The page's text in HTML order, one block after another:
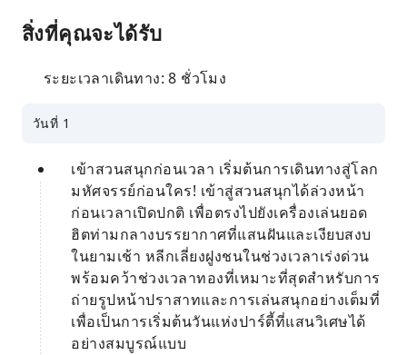
สิ่งที่คุณจะได้รับ
ระยะเวลาเดินทาง: 8 ชั่วโมง
วันที่ 1
เข้าสวนสนุกก่อนเวลา เริ่มต้นการเดินทางสู่โลก
มหัศจรรย์ก่อนใคร! เข้าสู่สวนสนุกได้ล่วงหน้า
ก่อนเวลาเปิดปกติ เพื่อตรงไปยังเครื่องเล่นยอด
ฮิตท่ามกลางบรรยากาศที่แสนฝันและเงียบสงบ
ในยามเช้า หลีกเลี่ยงฝูงชนในช่วงเวลาเร่งด่วน
พร้อมคว้าช่วงเวลาทองที่เหมาะที่สุดสำหรับการ
ถ่ายรูปหน้าปราสาทและการเล่นสนุกอย่างเต็มที่
เพื่อเป็นการเริ่มต้นวันแห่งปาร์ตี้ที่แสนวิเศษได้
อย่างสมบูรณ์แบบ